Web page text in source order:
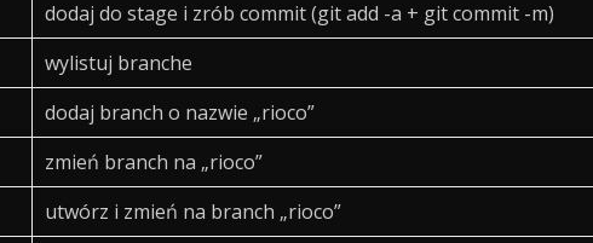
dodaj do stage i zrób commit (git add -a + git commit -m)
wylistuj branche
dodaj branch o nazwie „rioco”
zmień branch na „rioco”
utwórz i zmień na branch „rioco”